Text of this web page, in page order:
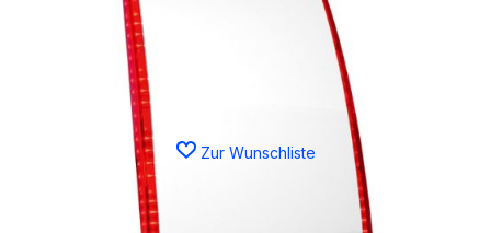
Zur Wunschliste